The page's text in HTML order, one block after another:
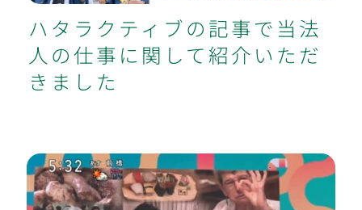
ハタラクティブの記事で当法
人の仕事に関して紹介いただ
きました